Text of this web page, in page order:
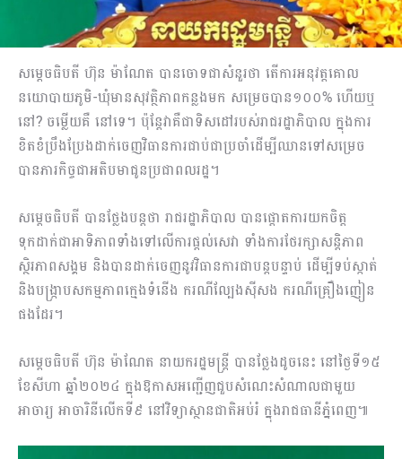
សម្តេចធិបតី ហ៊ុន ម៉ាណែត បានចោទជាសំនួរថា តើការអនុវត្តគោល
នយោបាយភូមិ-ឃុំមានសុវត្ថិភាពកន្លងមក សម្រេចបាន១០០% ហើយឬ
នៅ? ចម្លើយគឺ នៅទេ។ ប៉ុន្តែវាគឺជាទិសដៅរបស់រាជរដ្ឋាភិបាល ក្នុងការ
ខិតខំប្រឹងប្រែងដាក់ចេញវិធានការជាប់ជាប្រចាំដើម្បីឈានទៅសម្រេច
បានភារកិច្ចជាអតិបមាជូនប្រជាពលរដ្ឋ។
សម្តេចធិបតី បានថ្លែងបន្តថា រាជរដ្ឋាភិបាល បានផ្តោតការយកចិត្ត
ទុកដាក់ជាអាទិភាពទាំងទៅលើការផ្តល់សេវា ទាំងការថែរក្សាសន្តិភាព
ស្ថិរភាពសង្គម និងបានដាក់ចេញនូវវិធានការជាបន្តបន្ទាប់ ដើម្បីទប់ស្កាត់
និងបង្ក្រាបសកម្មភាពក្មេងទំនើង ករណីល្បែងស៊ីសង ករណីគ្រឿងញៀន
ផងដែរ។
សម្តេចធិបតី ហ៊ុន ម៉ាណែត នាយករដ្ឋមន្ត្រី បានថ្លែងដូចនេះ នៅថ្ងៃទី១៥
ខែសីហា ឆ្នាំ២០២៤ ក្នុងឱកាសអញ្ជើញជួបសំណេះសំណាលជាមួយ
អាចារ្យ អាចារិនីលើកទី៩ នៅវិទ្យាស្ថានជាតិអប់រំ ក្នុងរាជធានីភ្នំពេញ៕